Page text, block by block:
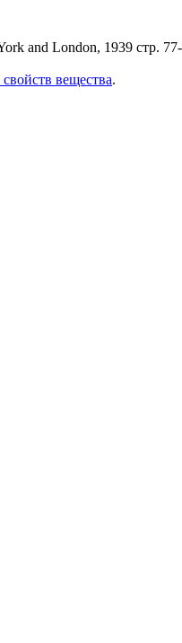
and London, 1939 стр.
вещества.